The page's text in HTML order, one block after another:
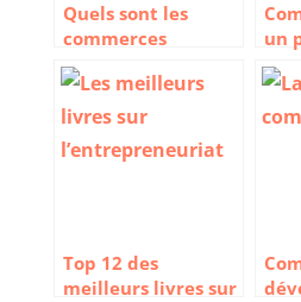
Quels sont les
commerces
ambulants les plus
rentables ?
un
Top 12 des
meilleurs livres sur